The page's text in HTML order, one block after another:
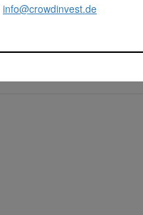
info@crowdinvest.de